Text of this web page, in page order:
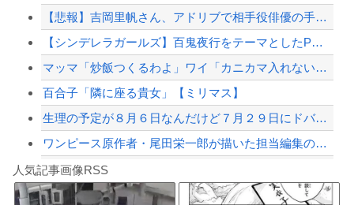
海外「ディズニーがゴミのようだ！」日本がアニメ化した米人気SF作品に絶賛の声が殺...
【配信者】「金バエ」のSNS更新が1週間途絶え、様々な憶測が飛び交う。1週間ぶり...
【緊急速報】NYで警官が黒人男性の首を絞め、暴動第二波不可避へ
Powered by livedoor 相互RSS
【悲報】吉岡里帆さん、アドリブで相手役俳優の手を取りお胸に押し当てる（※画像あり...
【シンデレラガールズ】百鬼夜行をテーマとしたPOP UP SHOPが東京・大阪に...
マッマ「炒飯つくるわよ」ワイ「カニカマ入れないで💢」
百合子「隣に座る貴女」【ミリマス】
生理の予定が８月６日なんだけど７月２９日にドバッと鮮血でたから生理かな？って思っ...
ワンピース原作者・尾田栄一郎が描いた担当編集の似顔絵「ムダに東大卒」
【動画】高速道路を走行中の車からリアガラスが飛んでくる事故(ﾟoﾟ)
人気記事画像RSS